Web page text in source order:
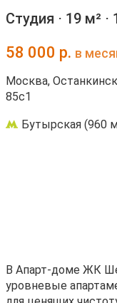
Студия ⋅ 19 м² ⋅
58 000 р. в
Москва,
85с1
Бутырская (960
В Апарт-доме ЖК
уровневые